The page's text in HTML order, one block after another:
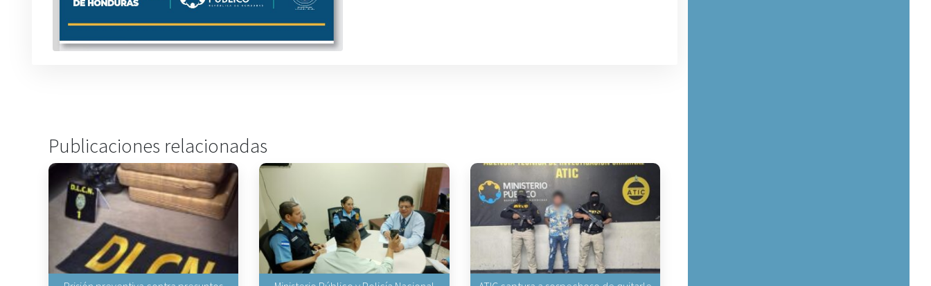
Publicaciones relacionadas